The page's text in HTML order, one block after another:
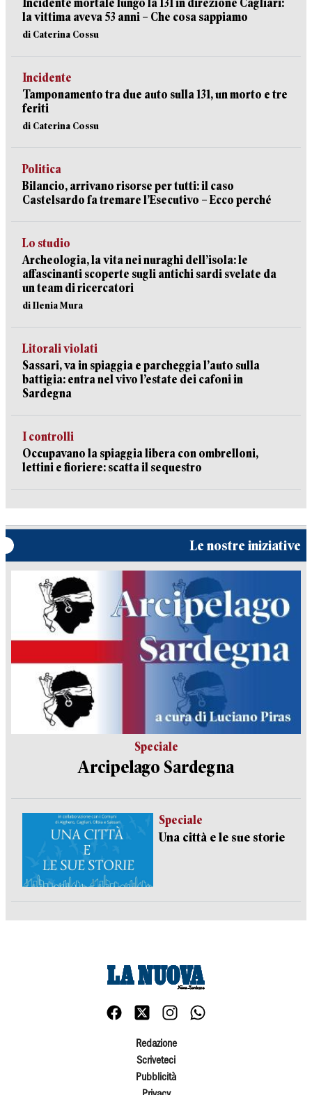
Incidente mortale lungo la 131 in direzione Cagliari:
la vittima aveva 53 anni – Che cosa sappiamo
di Caterina Cossu
Incidente
Tamponamento tra due auto sulla 131, un morto e tre
feriti
di Caterina Cossu
Politica
Bilancio, arrivano risorse per tutti: il caso
Castelsardo fa tremare l’Esecutivo – Ecco perché
Lo studio
Archeologia, la vita nei nuraghi dell’isola: le
affascinanti scoperte sugli antichi sardi svelate da
un team di ricercatori
di Ilenia Mura
Litorali violati
Sassari, va in spiaggia e parcheggia l’auto sulla
battigia: entra nel vivo l’estate dei cafoni in
Sardegna
I controlli
Occupavano la spiaggia libera con ombrelloni,
lettini e fioriere: scatta il sequestro
Le nostre iniziative
Speciale
Arcipelago Sardegna
Speciale
Una città e le sue storie
Redazione
Scriveteci
Pubblicità